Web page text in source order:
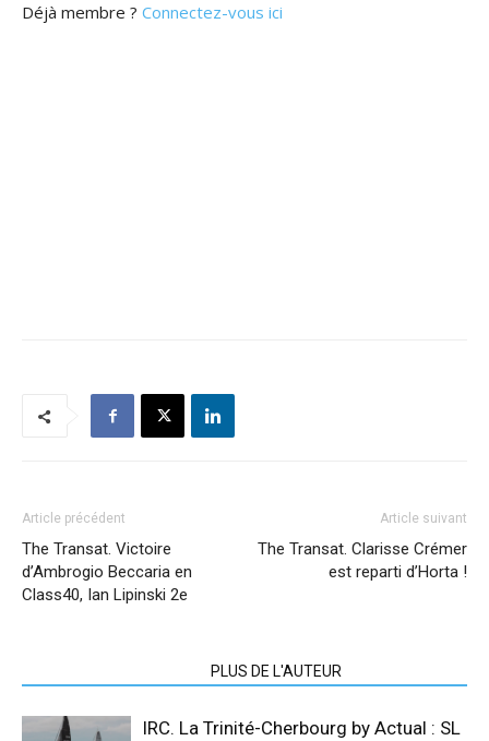
Déjà membre ? Connectez-vous ici
Article précédent
The Transat. Victoire
d’Ambrogio Beccaria en
Class40, Ian Lipinski 2e
Article suivant
The Transat. Clarisse Crémer
est reparti d’Horta !
PLUS DE L'AUTEUR
IRC. La Trinité-Cherbourg by Actual : SL